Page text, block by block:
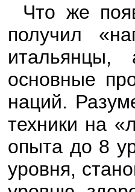
Что же
получил
итальянцы,
основные
наций.
техники на
опыта до 8
уровня,